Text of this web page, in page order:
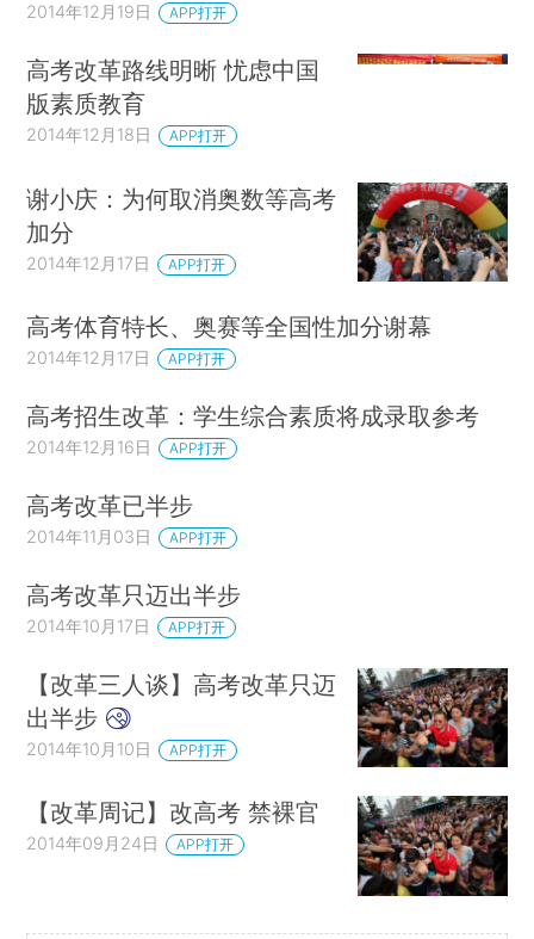
2014年12月19日 APP打开
高考改革路线明晰 忧虑中国
版素质教育
2014年12月18日 APP打开
谢小庆：为何取消奥数等高考
加分
2014年12月17日 APP打开
高考体育特长、奥赛等全国性加分谢幕
2014年12月17日 APP打开
高考招生改革：学生综合素质将成录取参考
2014年12月16日 APP打开
高考改革已半步
2014年11月03日 APP打开
高考改革只迈出半步
2014年10月17日 APP打开
【改革三人谈】高考改革只迈
出半步
2014年10月10日 APP打开
【改革周记】改高考 禁裸官
2014年09月24日 APP打开